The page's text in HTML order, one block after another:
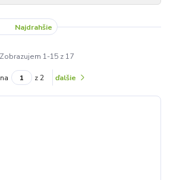
Najdrahšie
Zobrazujem 1-15 z 17
z 2 ďalšie